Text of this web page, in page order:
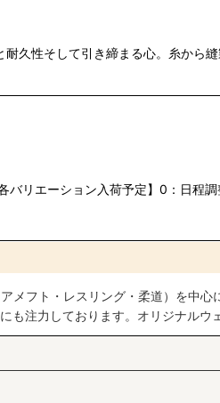
久性そして引き締まる心。糸から
リエーション入荷予定】0：日程
フト・レスリング・柔道）を中
注力しております。オリジナルウ